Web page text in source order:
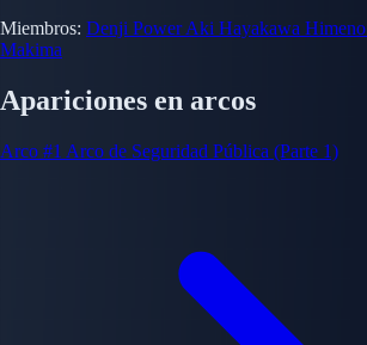
Miembros: Denji PowerAki Hayakawa Himeno
Makima
Apariciones en arcos
Arco #1 Arco de Seguridad Pública (Parte 1)